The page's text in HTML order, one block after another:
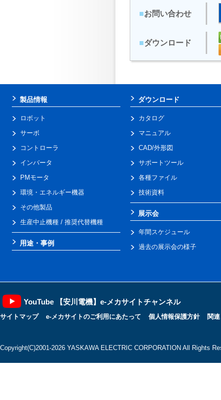
■お問い合わせ
■ダウンロード
製品情報
ロボット
サーボ
コントローラ
インバータ
PMモータ
環境・エネルギー機器
その他製品
生産中止機種 / 推奨代替機種
用途・事例
ダウンロード
カタログ
マニュアル
CAD/外形図
サポートツール
各種ファイル
技術資料
展示会
年間スケジュール
過去の展示会の様子
YouTube 【安川電機】e-メカサイトチャンネル
サイトマップ e-メカサイトのご利用にあたって 個人情報保護方針 関
Copyright(C)2001‐2026 YASKAWA ELECTRIC CORPORATION All Rights